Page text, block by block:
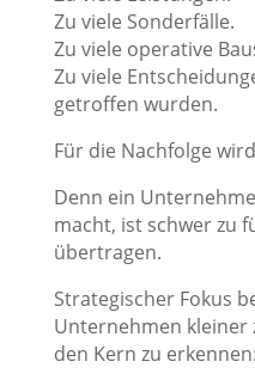
Zu viele Sonderfälle.
Zu viele operative
Zu viele
getroffen wurden.
Für die Nachfolge
Denn ein
macht, ist schwer zu
übertragen.
Strategischer Fokus
Unternehmen kleiner
den Kern zu erkennen: